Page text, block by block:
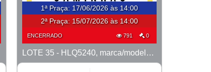
1ª Praça: 17/06/2026 às 14:00
2ª Praça: 15/07/2026 às 14:00
ENCERRADO 791 0
LOTE 35 - HLQ5240, marca/modelo VW/8.150 MIB Metropolis, ano 2011/2012